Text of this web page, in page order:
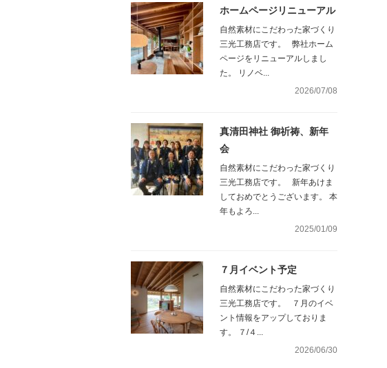
ホームページリニューアル
自然素材にこだわった家づくり
三光工務店です。 弊社ホーム
ページをリニューアルしまし
た。 リノベ...
2026/07/08
真清田神社 御祈祷、新年
会
自然素材にこだわった家づくり
三光工務店です。 新年あけま
しておめでとうございます。 本
年もよろ...
2025/01/09
７月イベント予定
自然素材にこだわった家づくり
三光工務店です。 ７月のイベ
ント情報をアップしておりま
す。 ７/４...
2026/06/30